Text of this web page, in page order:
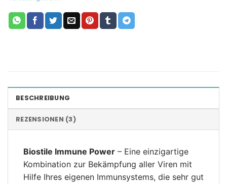
BESCHREIBUNG
REZENSIONEN (3)
Biostile Immune Power – Eine einzigartige
Kombination zur Bekämpfung aller Viren mit
Hilfe Ihres eigenen Immunsystems, die sehr gut